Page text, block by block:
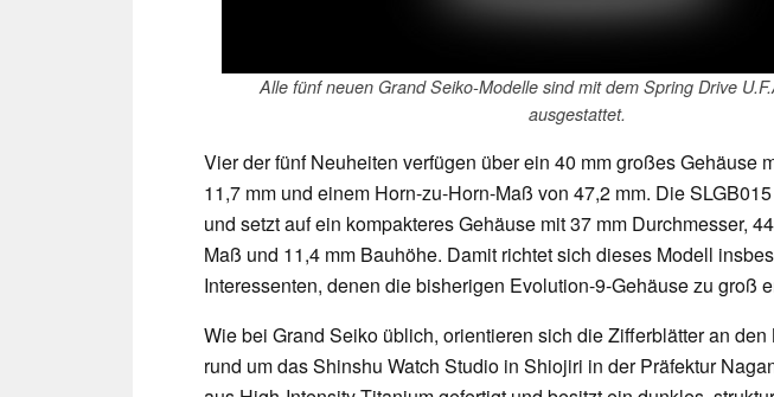
Alle fünf neuen Grand Seiko-Modelle sind mit dem Spring Drive
ausgestattet.
Vier der fünf Neuheiten verfügen über ein 40 mm großes Gehäuse
11,7 mm und einem Horn-zu-Horn-Maß von 47,2 mm. Die
und setzt auf ein kompakteres Gehäuse mit 37 mm Durchmesser,
Maß und 11,4 mm Bauhöhe. Damit richtet sich dieses Modell
Interessenten, denen die bisherigen Evolution-9-Gehäuse zu groß
Wie bei Grand Seiko üblich, orientieren sich die Zifferblätter an den
rund um das Shinshu Watch Studio in Shiojiri in der Präfektur